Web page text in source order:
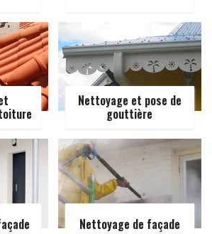
Nettoyage et pose de
gouttière
Nettoyage de façade